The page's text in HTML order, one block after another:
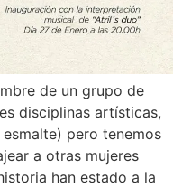
de un grupo de
disciplinas artísticas,
pero tenemos
a otras mujeres
han estado a la